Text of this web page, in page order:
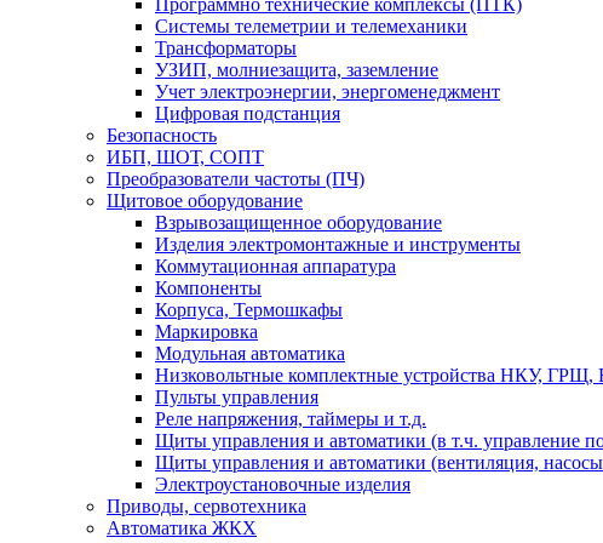
Программно технические комплексы (ПТК)
Системы телеметрии и телемеханики
Трансформаторы
УЗИП, молниезащита, заземление
Учет электроэнергии, энергоменеджмент
Цифровая подстанция
Безопасность
ИБП, ШОТ, СОПТ
Преобразователи частоты (ПЧ)
Щитовое оборудование
Взрывозащищенное оборудование
Изделия электромонтажные и инструменты
Коммутационная аппаратура
Компоненты
Корпуса, Термошкафы
Маркировка
Модульная автоматика
Низковольтные комплектные устройства НКУ,
Пульты управления
Реле напряжения, таймеры и т.д.
Щиты управления и автоматики (в т.ч. управление
Щиты управления и автоматики (вентиляция,
Электроустановочные изделия
Приводы, сервотехника
Автоматика ЖКХ